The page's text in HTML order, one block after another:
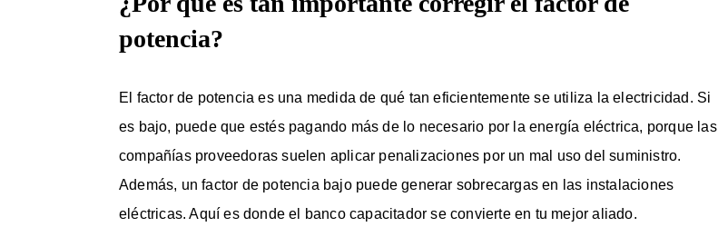
potencia?
El factor de potencia es una medida de qué tan eficientemente se utiliza la electricidad. Si
es bajo, puede que estés pagando más de lo necesario por la energía eléctrica, porque las
compañías proveedoras suelen aplicar penalizaciones por un mal uso del suministro.
Además, un factor de potencia bajo puede generar sobrecargas en las instalaciones
eléctricas. Aquí es donde el banco capacitador se convierte en tu mejor aliado.